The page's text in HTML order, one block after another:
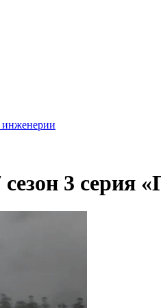
инженерии
3 серия